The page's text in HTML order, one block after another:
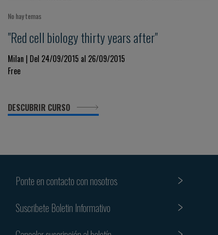
No hay temas
"Red cell biology thirty years after"
Milan | Del 24/09/2015 al 26/09/2015
Free
DESCUBRIR CURSO
Ponte en contacto con nosotros
Suscribete Boletin Informativo